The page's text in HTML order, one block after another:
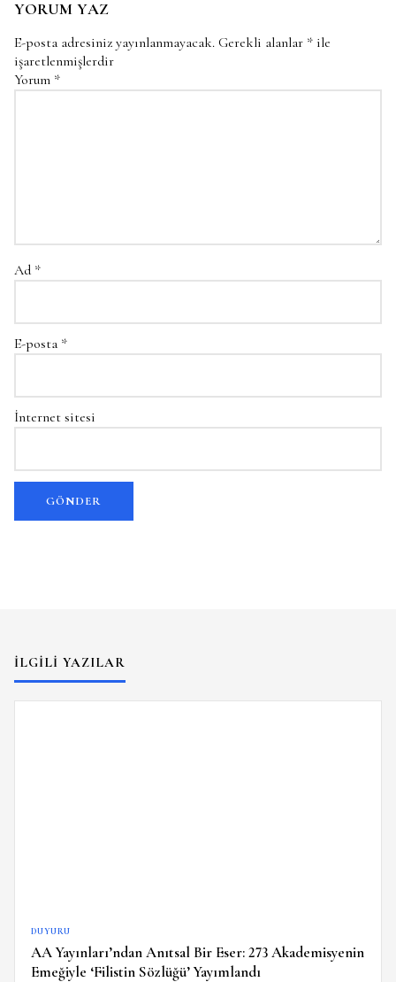
YORUM YAZ
E-posta adresiniz yayınlanmayacak. Gerekli alanlar * ile
işaretlenmişlerdir
Yorum *
Ad *
E-posta *
İnternet sitesi
İLGILI YAZILAR
DUYURU
AA Yayınları’ndan Anıtsal Bir Eser: 273 Akademisyenin
Emeğiyle ‘Filistin Sözlüğü’ Yayımlandı